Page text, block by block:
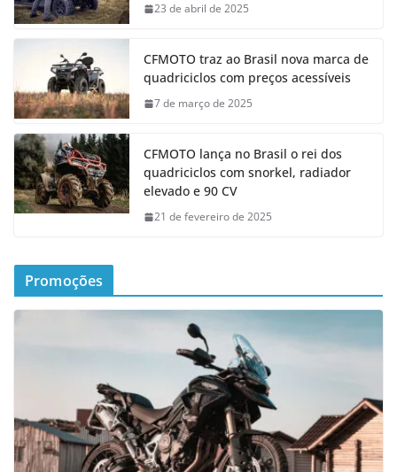
23 de abril de 2025
CFMOTO traz ao Brasil nova marca de
quadriciclos com preços acessíveis
7 de março de 2025
CFMOTO lança no Brasil o rei dos
quadriciclos com snorkel, radiador
elevado e 90 CV
21 de fevereiro de 2025
Promoções